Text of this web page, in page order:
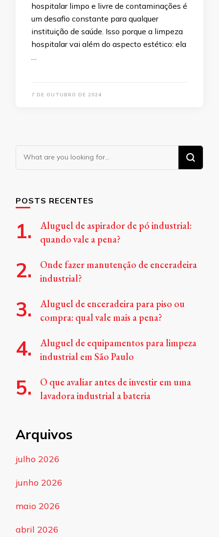
hospitalar limpo e livre de contaminações é
um desafio constante para qualquer
instituição de saúde. Isso porque a limpeza
hospitalar vai além do aspecto estético: ela
…
7 DE OUTUBRO DE 2024
Looking
for
POSTS RECENTES
Aluguel de aspirador de pó industrial:
quando vale a pena?
Onde fazer manutenção de enceradeira
industrial?
Aluguel de enceradeira para piso ou
compra: qual vale mais a pena?
Aluguel de equipamentos para limpeza
industrial em São Paulo
O que avaliar antes de investir em uma
lavadora industrial a bateria
Arquivos
julho 2026
junho 2026
maio 2026
abril 2026